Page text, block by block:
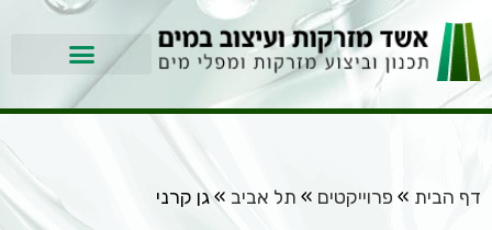
דף הבית » פרוייקטים » תל אביב »גן קרני